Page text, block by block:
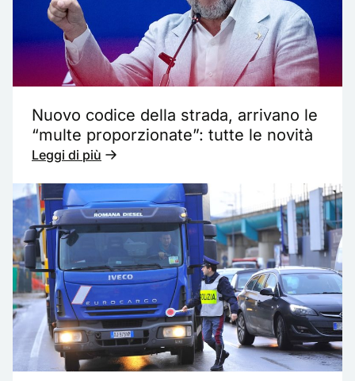
Nuovo codice della strada, arrivano le
“multe proporzionate”: tutte le novità
Leggi di più